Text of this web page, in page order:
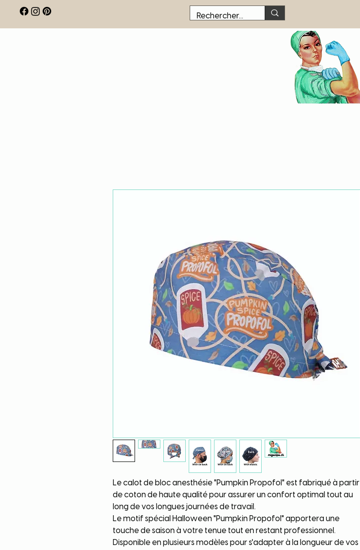
Le calot de bloc anesthésie "Pumpkin Propofol" est fabriqué à partir
de coton de haute qualité pour assurer un confort optimal tout au
long de vos longues journées de travail.
Le motif spécial Halloween "Pumpkin Propofol" apportera une
touche de saison à votre tenue tout en restant professionnel.
Disponible en plusieurs modèles pour s'adapter à la longueur de vos